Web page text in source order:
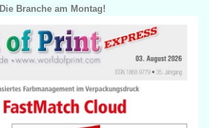
Die Branche am Montag!